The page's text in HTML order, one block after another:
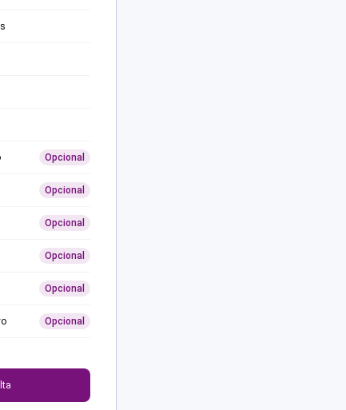
Opcional
Opcional
Opcional
Opcional
Opcional
Opcional